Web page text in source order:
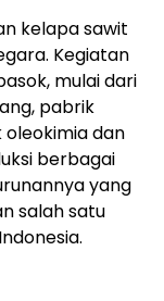
kelapa sawit
Kegiatan
mulai dari
pabrik
dan
berbagai
yang
salah satu